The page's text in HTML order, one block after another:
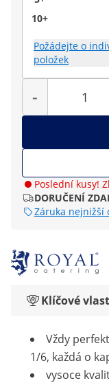
10+
Požádejte o
položek
-
Počet
Poslední kusy!
DORUČENÍ
Záruka nejnižší
Klíčové
Vždy
1/6, každá o
vysoce